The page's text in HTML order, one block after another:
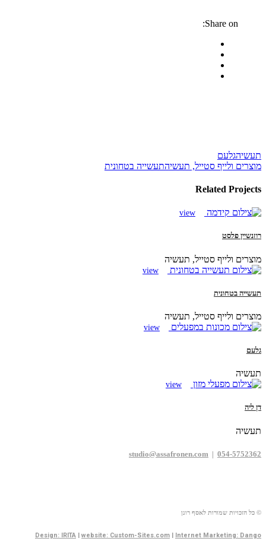
Share on:
תעשיהגלעם
מוצרים ולייף סטייל, תעשיהתעשייה בטחונית
Related Projects
view
רוזנשיין פלסט
מוצרים ולייף סטייל, תעשיה
view
תעשייה בטחונית
מוצרים ולייף סטייל, תעשיה
view
גלעם
תעשיה
view
דן ליה
תעשיה
studio@assafronen.com | 054-5752362
© כל הזכויות שמורות לאסף רונן
Design: IRITA | website: Custom-Sites.com | Internet Marketing: Dango